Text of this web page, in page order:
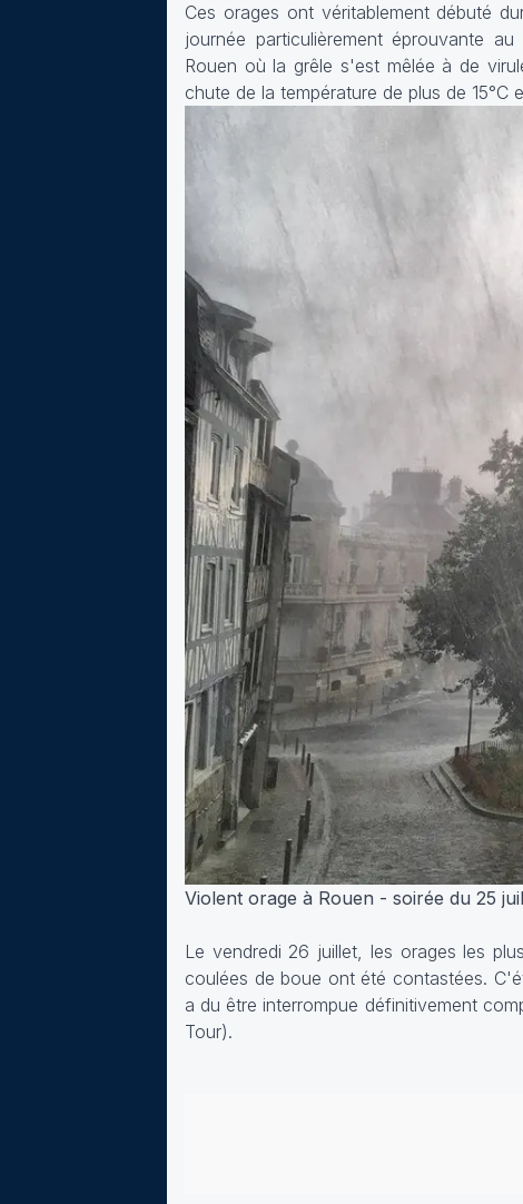
Ces orages ont véritablement débuté
journée particulièrement éprouvante
Rouen où la grêle s'est mêlée à de
chute de la température de plus de 15°C
Violent orage à Rouen - soirée du 25
Le vendredi 26 juillet, les orages les
coulées de boue ont été contastées.
a du être interrompue définitivement
Tour).